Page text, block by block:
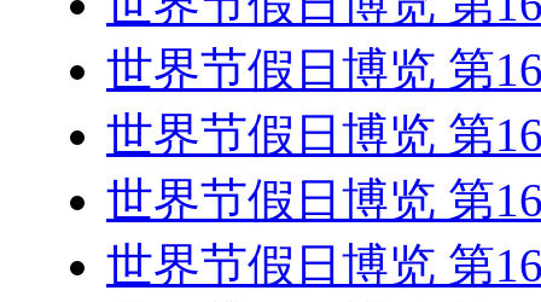
世界节假日博览 第
世界节假日博览 第
世界节假日博览 第
世界节假日博览 第